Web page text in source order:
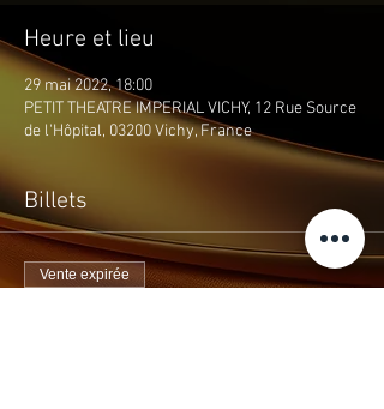
Heure et lieu
29 mai 2022, 18:00
PETIT THEATRE IMPERIAL VICHY, 12 Rue Source
de l'Hôpital, 03200 Vichy, France
Billets
Vente expirée